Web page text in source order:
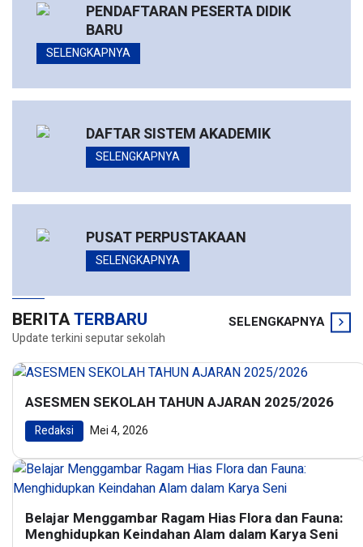
PENDAFTARAN PESERTA DIDIK
BARU
SELENGKAPNYA
DAFTAR SISTEM AKADEMIK
SELENGKAPNYA
PUSAT PERPUSTAKAAN
SELENGKAPNYA
BERITATERBARU
Update terkini seputar sekolah
SELENGKAPNYA
ASESMEN SEKOLAH TAHUN AJARAN 2025/2026
Redaksi Mei 4, 2026
Belajar Menggambar Ragam Hias Flora dan Fauna:
Menghidupkan Keindahan Alam dalam Karya Seni